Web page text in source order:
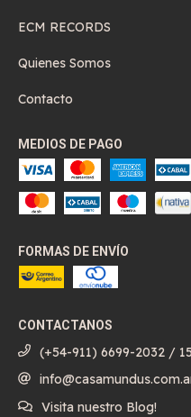
ECM RECORDS
Quienes Somos
Contacto
MEDIOS DE PAGO
FORMAS DE ENVÍO
CONTACTANOS
(+54-911) 6699-2032 /
Visita nuestro Blog!